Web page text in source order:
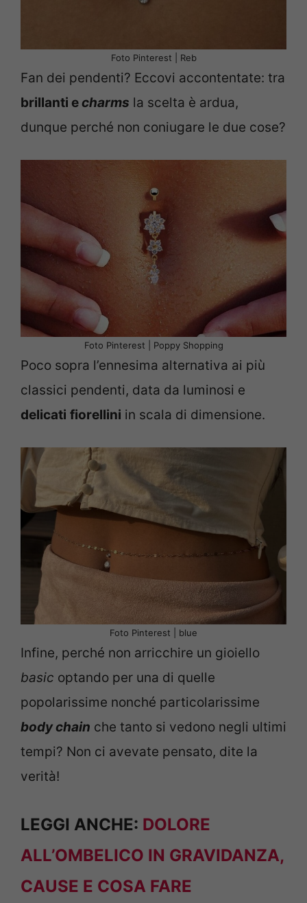
Foto Pinterest | Reb
Fan dei pendenti? Eccovi accontentate: tra
brillanti echarms la scelta è ardua,
dunque perché non coniugare le due cose?
Foto Pinterest | Poppy Shopping
Poco sopra l’ennesima alternativa ai più
classici pendenti, data da luminosi e
delicati fiorellini in scala di dimensione.
Foto Pinterest | blue
Infine, perché non arricchire un gioiello
basic optando per una di quelle
popolarissime nonché particolarissime
body chain che tanto si vedono negli ultimi
tempi? Non ci avevate pensato, dite la
verità!
LEGGI ANCHE: DOLORE
ALL’OMBELICO IN GRAVIDANZA,
CAUSE E COSA FARE